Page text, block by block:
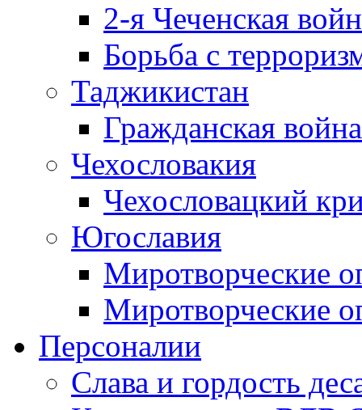
2-я Чеченская
Борьба с
Таджикистан
Гражданская
Чехословакия
Чехословацкий
Югославия
Миротворческие
Миротворческие
Персоналии
Слава и гордость